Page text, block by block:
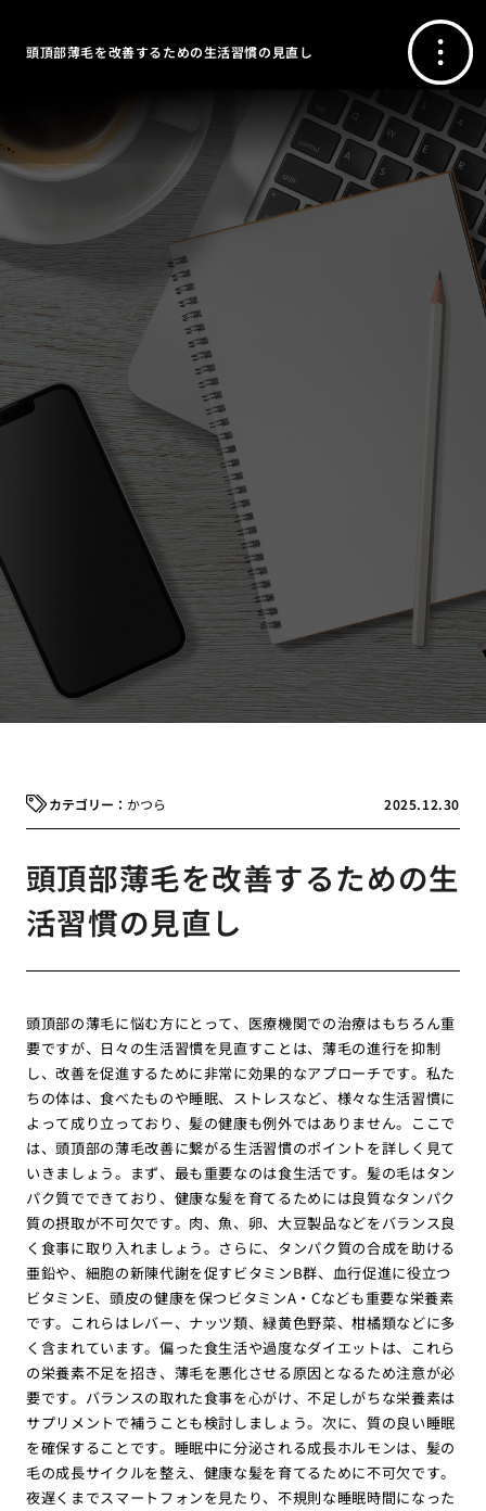
頭頂部薄毛を改善するための生活習慣の見直し
2025.12.30
かつら
頭頂部薄毛を改善するための生
活習慣の見直し
頭頂部の薄毛に悩む方にとって、医療機関での治療はもちろん重
要ですが、日々の生活習慣を見直すことは、薄毛の進行を抑制
し、改善を促進するために非常に効果的なアプローチです。私た
ちの体は、食べたものや睡眠、ストレスなど、様々な生活習慣に
よって成り立っており、髪の健康も例外ではありません。ここで
は、頭頂部の薄毛改善に繋がる生活習慣のポイントを詳しく見て
いきましょう。まず、最も重要なのは食生活です。髪の毛はタン
パク質でできており、健康な髪を育てるためには良質なタンパク
質の摂取が不可欠です。肉、魚、卵、大豆製品などをバランス良
く食事に取り入れましょう。さらに、タンパク質の合成を助ける
亜鉛や、細胞の新陳代謝を促すビタミンB群、血行促進に役立つ
ビタミンE、頭皮の健康を保つビタミンA・Cなども重要な栄養素
です。これらはレバー、ナッツ類、緑黄色野菜、柑橘類などに多
く含まれています。偏った食生活や過度なダイエットは、これら
の栄養素不足を招き、薄毛を悪化させる原因となるため注意が必
要です。バランスの取れた食事を心がけ、不足しがちな栄養素は
サプリメントで補うことも検討しましょう。次に、質の良い睡眠
を確保することです。睡眠中に分泌される成長ホルモンは、髪の
毛の成長サイクルを整え、健康な髪を育てるために不可欠です。
夜遅くまでスマートフォンを見たり、不規則な睡眠時間になった